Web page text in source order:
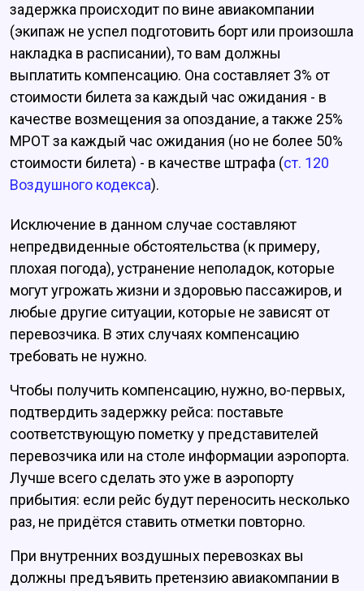
задержка происходит по вине авиакомпании
(экипаж не успел подготовить борт или произошла
накладка в расписании), то вам должны
выплатить компенсацию. Она составляет 3% от
стоимости билета за каждый час ожидания - в
качестве возмещения за опоздание, а также 25%
МРОТ за каждый час ожидания (но не более 50%
стоимости билета) - в качестве штрафа (ст. 120
Воздушного кодекса).
Исключение в данном случае составляют
непредвиденные обстоятельства (к примеру,
плохая погода), устранение неполадок, которые
могут угрожать жизни и здоровью пассажиров, и
любые другие ситуации, которые не зависят от
перевозчика. В этих случаях компенсацию
требовать не нужно.
Чтобы получить компенсацию, нужно, во-первых,
подтвердить задержку рейса: поставьте
соответствующую пометку у представителей
перевозчика или на столе информации аэропорта.
Лучше всего сделать это уже в аэропорту
прибытия: если рейс будут переносить несколько
раз, не придётся ставить отметки повторно.
При внутренних воздушных перевозках вы
должны предъявить претензию авиакомпании в